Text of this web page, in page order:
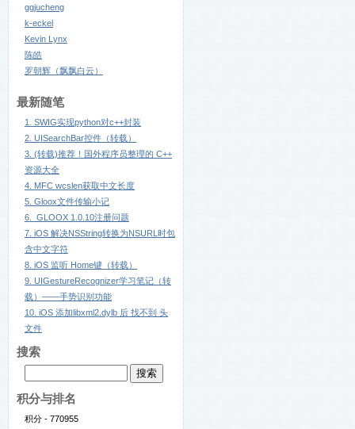
ggjucheng
k-eckel
Kevin Lynx
陈皓
罗朝辉（飘飘白云）
最新随笔
1. SWIG实现python对c++封装
2. UISearchBar控件（转载）
3. (转载)推荐！国外程序员整理的 C++
资源大全
4. MFC wcslen获取中文长度
5. Gloox文件传输小记
6. GLOOX 1.0.10注册问题
7. iOS 解决NSString转换为NSURL时包
含中文字符
8. iOS 监听 Home键（转载）
9. UIGestureRecognizer学习笔记（转
载）——手势识别功能
10. iOS 添加libxml2.dylb 后 找不到 头
文件
搜索
积分与排名
积分 - 770955